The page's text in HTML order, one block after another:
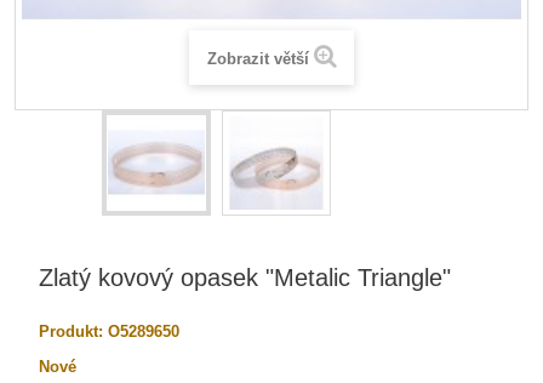
Zobrazit větší
Zlatý kovový opasek "Metalic Triangle"
Produkt: O5289650
Nové